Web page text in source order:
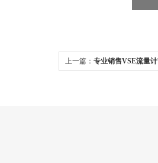
上一篇： 专业销售VSE流量